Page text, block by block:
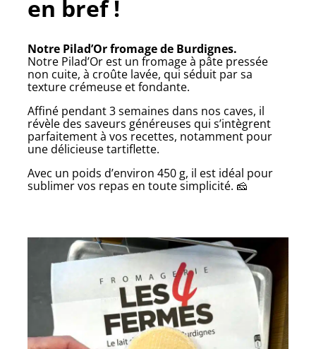
en bref !
Notre Pilad’Or fromage de Burdignes.
Notre Pilad’Or est un fromage à pâte pressée
non cuite, à croûte lavée, qui séduit par sa
texture crémeuse et fondante.
Affiné pendant 3 semaines dans nos caves, il
révèle des saveurs généreuses qui s’intègrent
parfaitement à vos recettes, notamment pour
une délicieuse tartiflette.
Avec un poids d’environ 450 g, il est idéal pour
sublimer vos repas en toute simplicité. 🧀